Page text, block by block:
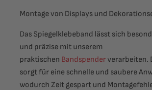
Montage von Displays und
Das Spiegelklebeband lässt sich
und präzise mit unserem
praktischen Bandspenderverarbeiten.
sorgt für eine schnelle und saubere
wodurch Zeit gespart und